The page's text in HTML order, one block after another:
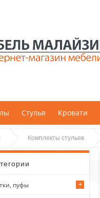
Стулья Кровати
Комплекты стульев
пуфы